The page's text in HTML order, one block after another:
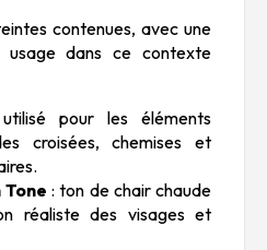
contenues, avec une
usage dans ce contexte
pour les éléments
croisées, chemises et
Tone : ton de chair chaude
réaliste des visages et